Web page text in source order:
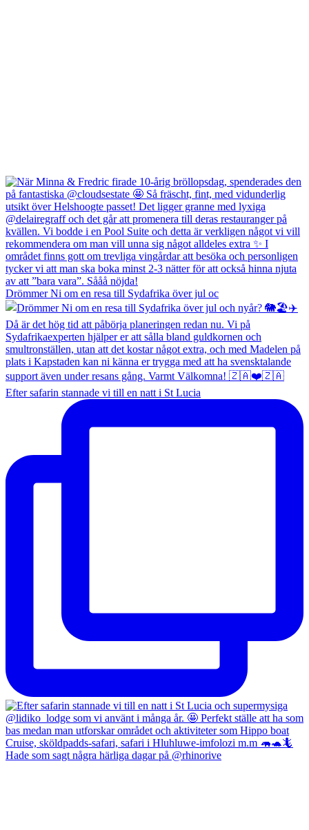
Drömmer Ni om en resa till Sydafrika över jul oc
Efter safarin stannade vi till en natt i St Lucia
Hade som sagt några härliga dagar på @rhinorive